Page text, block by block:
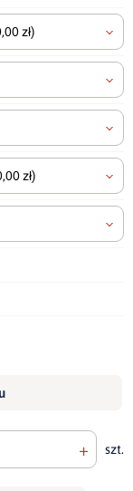
zł)
zł)
+ szt.